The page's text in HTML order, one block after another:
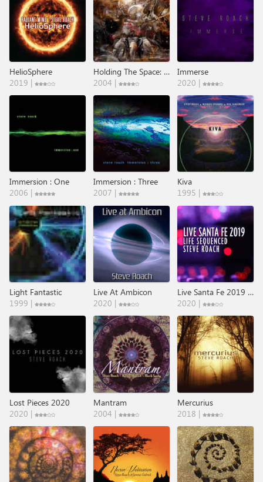
HelioSphere
2019 |
Holding The Space: Fever Dreams II
2004 |
Immerse
2020 |
Immersion : One
2006 |
Immersion : Three
2007 |
Kiva
1995 |
Light Fantastic
1999 |
Live At Ambicon
2020 |
Live Santa Fe 2019 (Life Sequenced)
2020 |
Lost Pieces 2020
2020 |
Mantram
2004 |
Mercurius
2018 |